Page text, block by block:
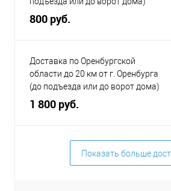
800 руб.
Доставка по Оренбургской
области до 20 км от г. Оренбурга
(до подъезда или до ворот дома)
1 800 руб.
Показать больше